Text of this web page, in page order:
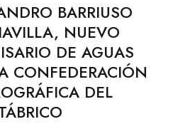
BARRIUSO
NUEVO
DE AGUAS
CONFEDERACIÓN
DEL